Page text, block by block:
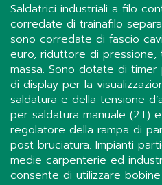
Saldatrici industriali a filo
corredate di trainafilo
sono corredate di fascio
euro, riduttore di
massa. Sono dotate di
di display per la
saldatura e della tensione
per saldatura manuale (2T)
regolatore della rampa di
post bruciatura. Impianti
medie carpenterie ed
consente di utilizzare